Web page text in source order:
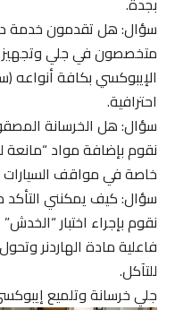
سؤال: هل تقدمون خدمة
متخصصون في جلي وتجهيز
الإيبوكسي بكافة أنواعه
احترافية.
سؤال: هل الخرسانة
نقوم بإضافة مواد “مانعة
خاصة في مواقف السيارات
سؤال: كيف يمكنني التأكد
نقوم بإجراء اختبار “الخدش”
فاعلية مادة الهاردنر
للتآكل.
جلي خرسانة وتلميع